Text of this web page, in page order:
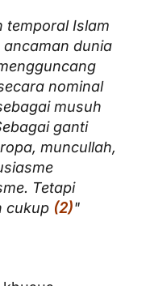
temporal Islam
dunia
nominal
musuh
ganti
muncullah,
Tetapi
cukup (2)"